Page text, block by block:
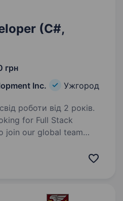
(C#,
грн
Inc.
Ужгород
роботи від 2 років.
join our global team
a large international